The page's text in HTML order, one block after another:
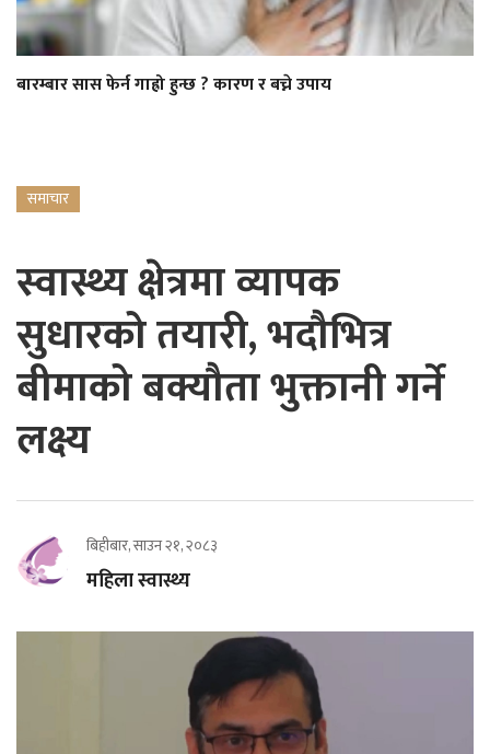
बारम्बार सास फेर्न गाह्रो हुन्छ ? कारण र बच्ने उपाय
समाचार
स्वास्थ्य क्षेत्रमा व्यापक
सुधारको तयारी, भदौभित्र
बीमाको बक्यौता भुक्तानी गर्ने
लक्ष्य
बिहीबार, साउन २१, २०८३
महिला स्वास्थ्य